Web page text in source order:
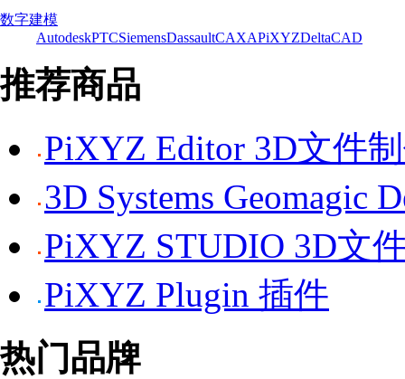
数字建模
AutodeskPTCSiemensDassaultCAXAPiXYZDeltaCAD
推荐商品
PiXYZ Editor 3D文件
3D Systems Geomagic
PiXYZ STUDIO 3D文
PiXYZ Plugin 插件
热门品牌